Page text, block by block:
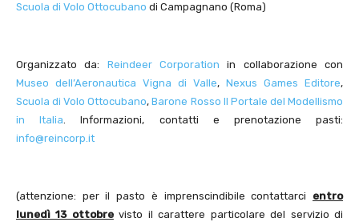
Scuola di Volo Ottocubano di Campagnano (Roma)
Organizzato da: Reindeer Corporation in collaborazione con
Museo dell’Aeronautica Vigna di Valle, Nexus Games Editore,
Scuola di Volo Ottocubano,Barone Rosso Il Portale del Modellismo
in Italia. Informazioni, contatti e prenotazione pasti:
info@reincorp.it
(attenzione: per il pasto è imprenscindibile contattarci entro
lunedì 13 ottobrevisto il carattere particolare del servizio di